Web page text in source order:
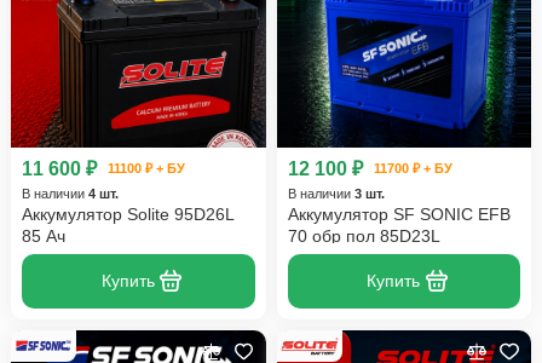
11 600 ₽
11100 ₽ + БУ
В наличии 4 шт.
Аккумулятор Solite 95D26L
85 Ач
Купить
12 100 ₽
11700 ₽ + БУ
В наличии 3 шт.
Аккумулятор SF SONIC EFB
70 обр пол 85D23L
Купить